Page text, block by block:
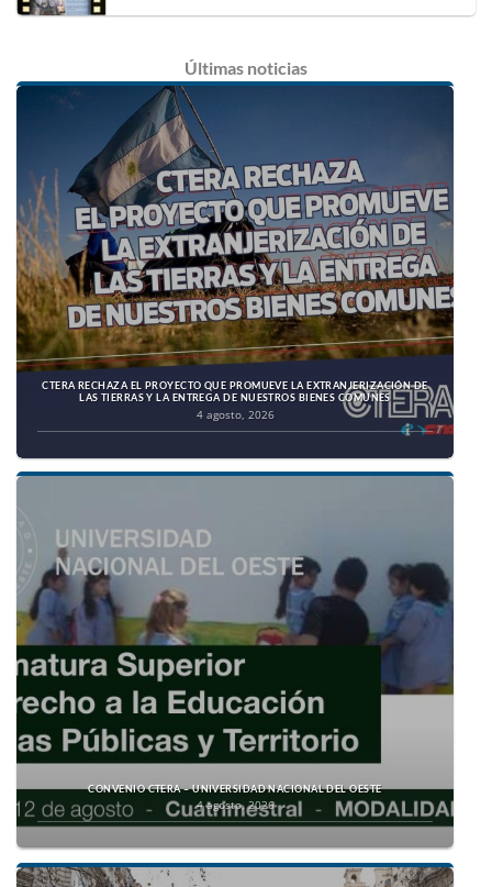
Últimas noticias
CTERA RECHAZA EL PROYECTO QUE PROMUEVE LA EXTRANJERIZACIÓN DE
LAS TIERRAS Y LA ENTREGA DE NUESTROS BIENES COMUNES
4 agosto, 2026
CONVENIO CTERA – UNIVERSIDAD NACIONAL DEL OESTE
4 agosto, 2026